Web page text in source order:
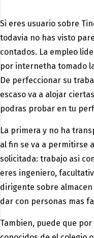
Si eres usuario sobre
todavia no has visto
contados. La empleo
por internetha tomado
De perfeccionar su
escaso va a alojar
podras probar en tu
La primera y no ha
al fin se va a permitirse
solicitada: trabajo asi­
eres ingeniero,
dirigente sobre
dar con personas mas
Tambien, puede que